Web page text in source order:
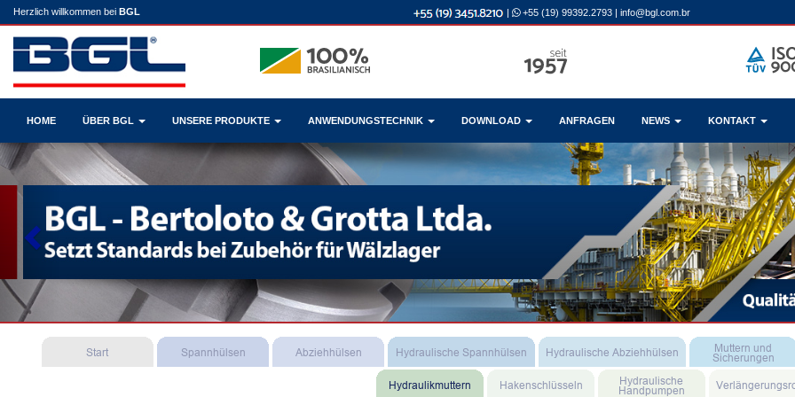
Herzlich willkommen bei BGL | +55 (19) 99392.2793 | info@bgl.com.br
HOME ÜBER BGL UNSERE PRODUKTE ANWENDUNGSTECHNIK DOWNLOAD ANFRAGEN NEWS KONTAKT
Previous